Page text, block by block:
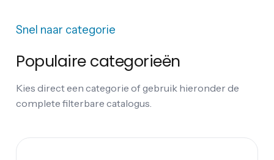
Snel naar categorie
Populaire categorieën
Kies direct een categorie of gebruik hieronder de
complete filterbare catalogus.